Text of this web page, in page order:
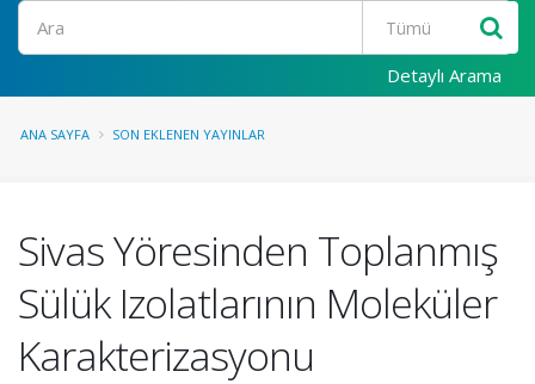
Ara
Detaylı Arama
ANA SAYFA SON EKLENEN YAYINLAR
Sivas Yöresinden Toplanmış
Sülük Izolatlarının Moleküler
Karakterizasyonu